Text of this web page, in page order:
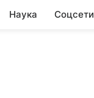
Наука Соцсети